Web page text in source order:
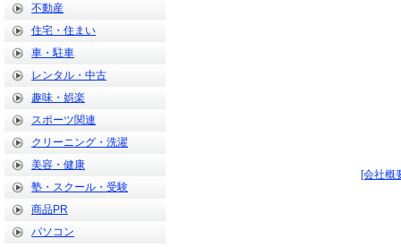
不動産
住宅・住まい
車・駐車
レンタル・中古
趣味・娯楽
スポーツ関連
クリーニング・洗濯
美容・健康
塾・スクール・受験
商品PR
パソコン
[会社概